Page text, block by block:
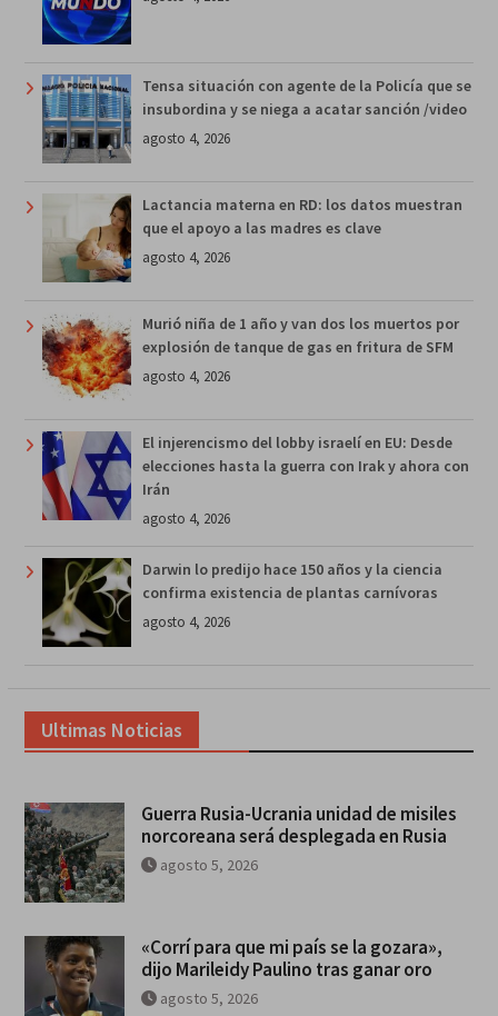
Tensa situación con agente de la Policía que se
insubordina y se niega a acatar sanción /video
agosto 4, 2026
Lactancia materna en RD: los datos muestran
que el apoyo a las madres es clave
agosto 4, 2026
Murió niña de 1 año y van dos los muertos por
explosión de tanque de gas en fritura de SFM
agosto 4, 2026
El injerencismo del lobby israelí en EU: Desde
elecciones hasta la guerra con Irak y ahora con
Irán
agosto 4, 2026
Darwin lo predijo hace 150 años y la ciencia
confirma existencia de plantas carnívoras
agosto 4, 2026
Ultimas Noticias
Guerra Rusia-Ucrania unidad de misiles
norcoreana será desplegada en Rusia
agosto 5, 2026
«Corrí para que mi país se la gozara»,
dijo Marileidy Paulino tras ganar oro
agosto 5, 2026